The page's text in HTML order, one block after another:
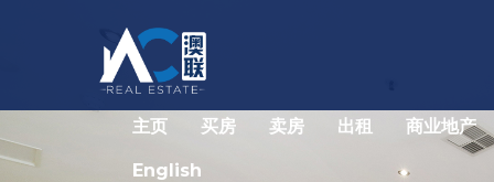
主页 买房 卖房 出租 商业地产
English